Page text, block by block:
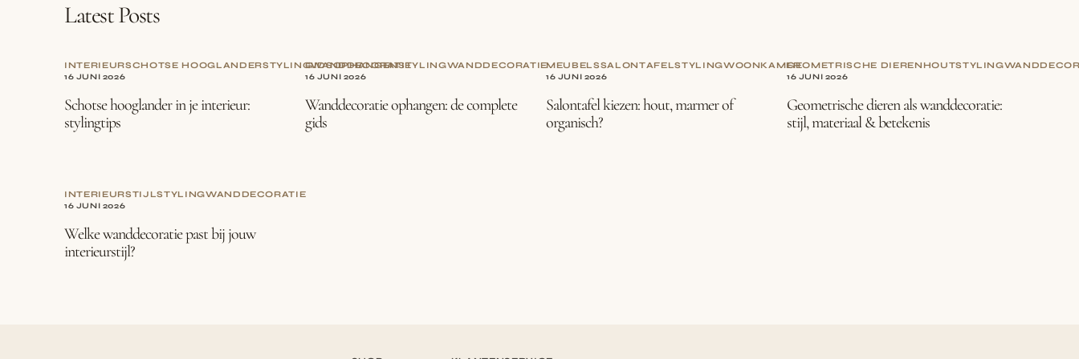
Latest Posts
INTERIEURSCHOTSE HOOGLANDERSTYLINGWANDDECORATIE
16 JUNI 2026
Schotse hooglander in je interieur:
stylingtips
GIDSOPHANGENSTYLINGWANDDECORATIE
16 JUNI 2026
Wanddecoratie ophangen: de complete
gids
MEUBELSSALONTAFELSTYLINGWOONKAMER
16 JUNI 2026
Salontafel kiezen: hout, marmer of
organisch?
GEOMETRISCHE DIERENHOUTSTYLING
16 JUNI 2026
Geometrische dieren als wanddecoratie:
stijl, materiaal & betekenis
INTERIEURSTIJLSTYLINGWANDDECORATIE
16 JUNI 2026
Welke wanddecoratie past bij jouw
interieurstijl?